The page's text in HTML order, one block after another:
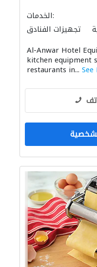
الخدمات:
تجهيزات الفنادق
Al-Anwar Hotel
kitchen equipment
restaurants in...